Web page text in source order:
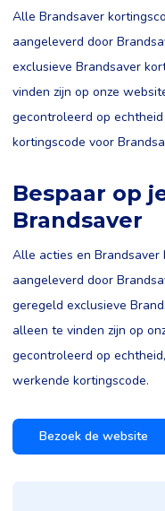
Alle Brandsaver
aangeleverd door
exclusieve Brandsaver
vinden zijn op onze
gecontroleerd op
kortingscode voor
Bespaar op
Brandsaver
Alle acties en Brandsaver
aangeleverd door
geregeld exclusieve
alleen te vinden zijn op
gecontroleerd op
werkende kortingscode.
Bezoek de website